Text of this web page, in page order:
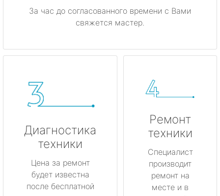
За час до согласованного времени с Вами
свяжется мастер.
Диагностика
техники
Цена за ремонт
будет известна
после бесплатной
Ремонт
техники
Специалист
производит
ремонт на
месте и в